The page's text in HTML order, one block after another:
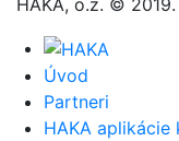
Úvod
Partneri
HAKA aplikácie